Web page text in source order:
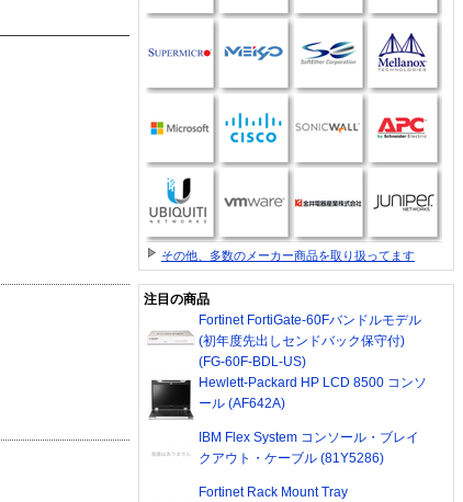
その他、多数のメーカー商品を取り扱ってます
注目の商品
Fortinet FortiGate-60Fバンドルモデル
(初年度先出しセンドバック保守付)
(FG-60F-BDL-US)
Hewlett-Packard HP LCD 8500 コンソ
ール (AF642A)
IBM Flex System コンソール・ブレイ
クアウト・ケーブル (81Y5286)
Fortinet Rack Mount Tray